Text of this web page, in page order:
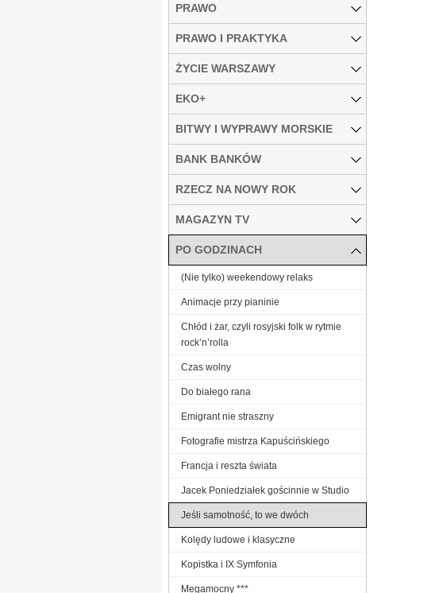
PRAWO
PRAWO I PRAKTYKA
ŻYCIE WARSZAWY
EKO+
BITWY I WYPRAWY MORSKIE
BANK BANKÓW
RZECZ NA NOWY ROK
MAGAZYN TV
PO GODZINACH
(Nie tylko) weekendowy relaks
Animacje przy pianinie
Chłód i żar, czyli rosyjski folk w rytmie
rock’n’rolla
Czas wolny
Do białego rana
Emigrant nie straszny
Fotografie mistrza Kapuścińskiego
Francja i reszta świata
Jacek Poniedziałek gościnnie w Studio
Jeśli samotność, to we dwóch
Kolędy ludowe i klasyczne
Kopistka i IX Symfonia
Megamocny ***